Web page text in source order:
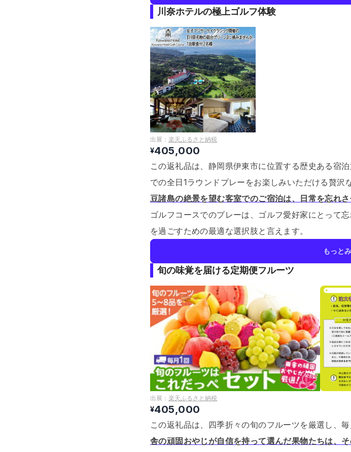
川奈ホテルの極上ゴルフ体験
出展： 楽天ふるさと納税
¥405,000
この返礼品は、静岡県伊東市に位置する歴史ある宿
での全日1ラウンドプレーをお楽しみいただける贅沢
豆諸島の絶景を望む客室でのご宿泊は、日常を忘れさ
ゴルフコースでのプレーは、ゴルフ愛好家にとって
を過ごすための最適な選択肢と言えます。
もっと
旬の味覚を届ける定期便フルーツ
出展： 楽天ふるさと納税
¥405,000
この返礼品は、四季折々の旬のフルーツを厳選し、
舎の頑固おやじが自信を持って選んだ果物たちは、